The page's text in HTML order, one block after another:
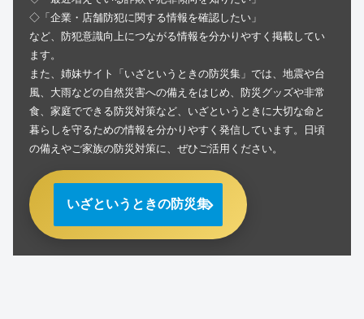
◇「企業・店舗防犯に関する情報を確認したい」
など、防犯意識向上につながる情報を分かりやすく掲載してい
ます。
また、姉妹サイト「いざというときの防災集」では、地震や台
風、大雨などの自然災害への備えをはじめ、防災グッズや非常
食、家庭でできる防災対策など、いざというときに大切な命と
暮らしを守るための情報を分かりやすく発信しています。日頃
の備えやご家族の防災対策に、ぜひご活用ください。
いざというときの防災集